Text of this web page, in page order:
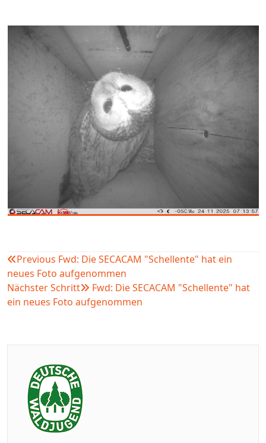
Beitragsnavigation
Previous Fwd: Die SECACAM "Schellente" hat ein
neues Foto aufgenommen
Nächster Schritt
Fwd: Die SECACAM "Schellente" hat
ein neues Foto aufgenommen